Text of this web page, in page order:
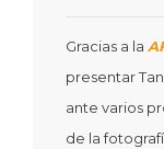
Gracias a la
presentar
ante varios
de la